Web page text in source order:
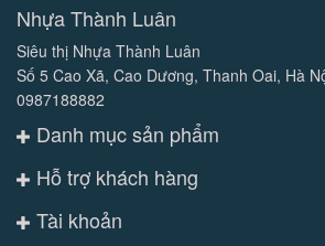
Nhựa Thành Luân
Siêu thị Nhựa Thành Luân
Số 5 Cao Xã, Cao Dương, Thanh Oai, Hà
0987188882
Danh mục sản phẩm
Hỗ trợ khách hàng
Tài khoản